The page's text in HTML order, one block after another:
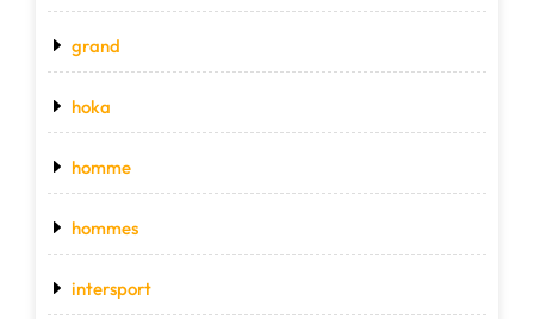
grand
hoka
homme
hommes
intersport